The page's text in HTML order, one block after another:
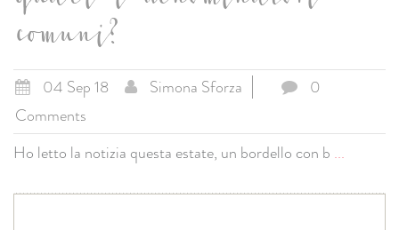
comuni?
04 Sep 18 Simona Sforza
0
Comments
Ho letto la notizia questa estate, un bordello con b ...